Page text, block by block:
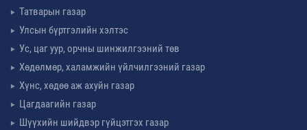
Татварын газар
Улсын бүртгэлийн хэлтэс
Ус, цаг уур, орчны шинжилгээний төв
Хөдөлмөр, халамжийн үйлчилгээний газар
Хүнс, хөдөө аж ахуйн газар
Цагдаагийн газар
Шүүхийн шийдвэр гүйцэтгэх газар